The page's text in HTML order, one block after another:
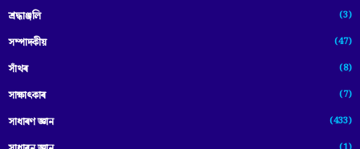
শ্ৰদ্ধাঞ্জলি (3)
সম্পাদকীয় (47)
সাঁথৰ (8)
সাক্ষাৎকাৰ (7)
সাধাৰণ জ্ঞান (433)